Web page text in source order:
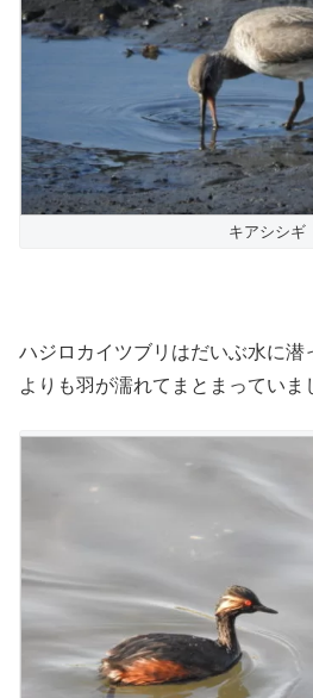
キアシシギ
ハジロカイツブリはだいぶ水に潜
よりも羽が濡れてまとまっていま